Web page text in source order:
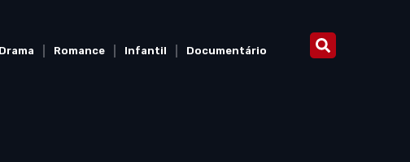
Drama Romance Infantil Documentário